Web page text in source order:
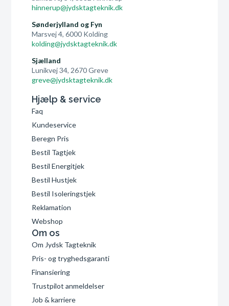
hinnerup@jydsktagteknik.dk
Sønderjylland og Fyn
Marsvej 4, 6000 Kolding
kolding@jydsktagteknik.dk
Sjælland
Lunikvej 34, 2670 Greve
greve@jydsktagteknik.dk
Hjælp & service
Faq
Kundeservice
Beregn Pris
Bestil Tagtjek
Bestil Energitjek
Bestil Hustjek
Bestil Isoleringstjek
Reklamation
Webshop
Om os
Om Jydsk Tagteknik
Pris- og tryghedsgaranti
Finansiering
Trustpilot anmeldelser
Job & karriere